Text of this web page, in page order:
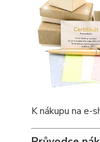
K nákupu na e-